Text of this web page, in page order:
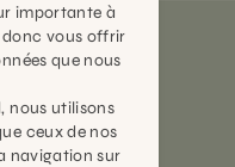
importante à
donc vous offrir
que nous
nous utilisons
ceux de nos
navigation sur